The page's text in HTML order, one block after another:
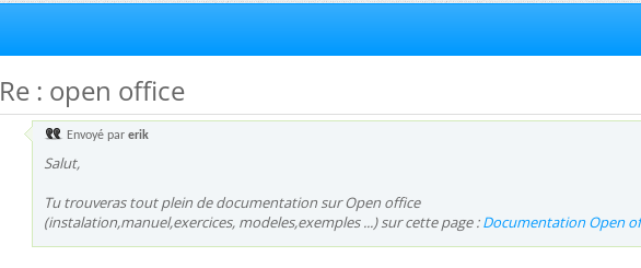
Re : open office
Envoyé par erik
Salut,
Tu trouveras tout plein de documentation sur Open office
(instalation,manuel,exercices, modeles,exemples ...) sur cette page :Documentation Open